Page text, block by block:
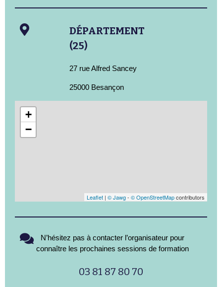
DÉPARTEMENT
(25)
27 rue Alfred Sancey
25000 Besançon
+
−
Leaflet | © Jawg- © OpenStreetMapcontributors
N’hésitez pas à contacter l’organisateur pour
connaître les prochaines sessions de formation
03 81 87 80 70